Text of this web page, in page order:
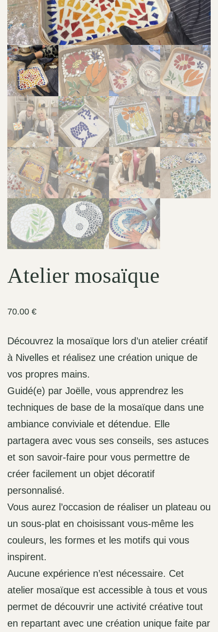
Atelier mosaïque
70.00 €
Découvrez la mosaïque lors d’un atelier créatif
à Nivelles et réalisez une création unique de
vos propres mains.
Guidé(e) par Joëlle, vous apprendrez les
techniques de base de la mosaïque dans une
ambiance conviviale et détendue. Elle
partagera avec vous ses conseils, ses astuces
et son savoir-faire pour vous permettre de
créer facilement un objet décoratif
personnalisé.
Vous aurez l’occasion de réaliser un plateau ou
un sous-plat en choisissant vous-même les
couleurs, les formes et les motifs qui vous
inspirent.
Aucune expérience n’est nécessaire. Cet
atelier mosaïque est accessible à tous et vous
permet de découvrir une activité créative tout
en repartant avec une création unique faite par